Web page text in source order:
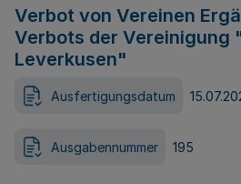
Verbot von Vereinen
Verbots der Vereinigung
Leverkusen"
Ausfertigungsdatum
Ausgabennummer 195